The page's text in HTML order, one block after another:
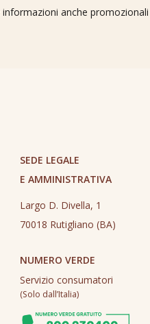
anche promozionali
SEDE LEGALE
E AMMINISTRATIVA
Largo D. Divella, 1
70018 Rutigliano (BA)
NUMERO VERDE
Servizio consumatori
(Solo dall’Italia)